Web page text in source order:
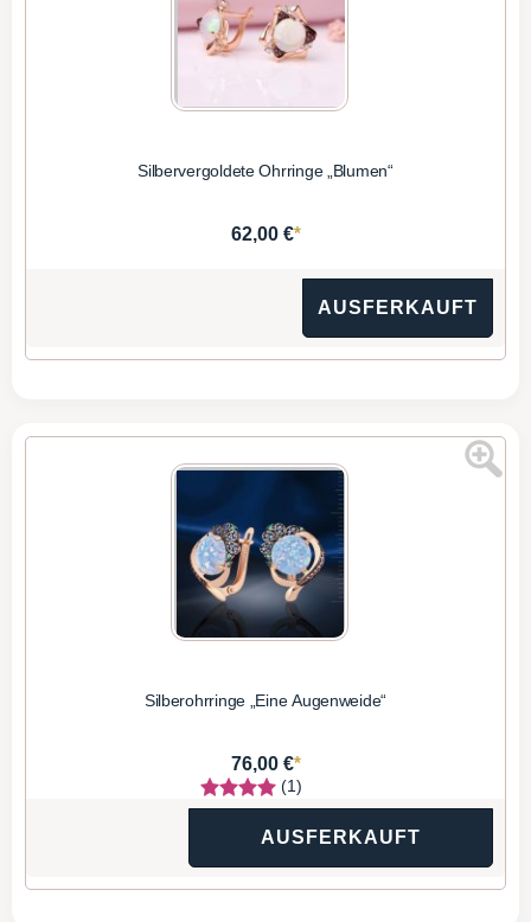
Silbervergoldete Ohrringe „Blumen“
62,00 €*
AUSFERKAUFT
Silberohrringe „Eine Augenweide“
76,00 €*
(1)
AUSFERKAUFT